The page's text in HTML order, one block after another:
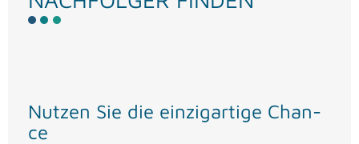
Nut­zen Sie die ein­zig­ar­ti­ge Chan­
ce